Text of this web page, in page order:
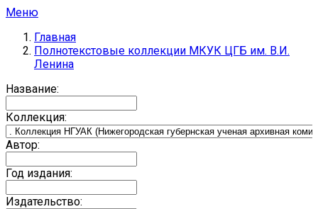
Меню
Главная
Полнотекстовые коллекции МКУК ЦГБ им. В.И.
Ленина
Название:
Коллекция:
Автор:
Год издания:
Издательство: